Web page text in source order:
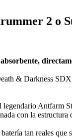
2 o
& Darkness
legendario Antfarm
con la
tan reales